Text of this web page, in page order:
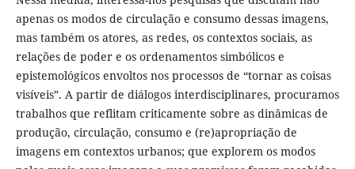
apenas os modos de circulação e consumo dessas imagens,
mas também os atores, as redes, os contextos sociais, as
relações de poder e os ordenamentos simbólicos e
epistemológicos envoltos nos processos de “tornar as coisas
visíveis”. A partir de diálogos interdisciplinares, procuramos
trabalhos que reflitam criticamente sobre as dinâmicas de
produção, circulação, consumo e (re)apropriação de
imagens em contextos urbanos; que explorem os modos